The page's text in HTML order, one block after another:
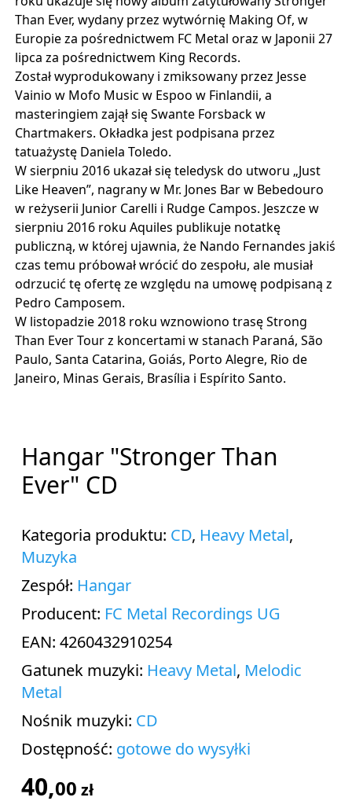
Than Ever, wydany przez wytwórnię Making Of, w
Europie za pośrednictwem FC Metal oraz w Japonii 27
lipca za pośrednictwem King Records.
Został wyprodukowany i zmiksowany przez Jesse
Vainio w Mofo Music w Espoo w Finlandii, a
masteringiem zajął się Swante Forsback w
Chartmakers. Okładka jest podpisana przez
tatuażystę Daniela Toledo.
W sierpniu 2016 ukazał się teledysk do utworu „Just
Like Heaven”, nagrany w Mr. Jones Bar w Bebedouro
w reżyserii Junior Carelli i Rudge Campos. Jeszcze w
sierpniu 2016 roku Aquiles publikuje notatkę
publiczną, w której ujawnia, że ​​Nando Fernandes jakiś
czas temu próbował wrócić do zespołu, ale musiał
odrzucić tę ofertę ze względu na umowę podpisaną z
Pedro Camposem.
W listopadzie 2018 roku wznowiono trasę Strong
Than Ever Tour z koncertami w stanach Paraná, São
Paulo, Santa Catarina, Goiás, Porto Alegre, Rio de
Janeiro, Minas Gerais, Brasília i Espírito Santo.
Hangar "Stronger Than
Ever" CD
Kategoria produktu: CD, Heavy Metal,
Muzyka
Zespół: Hangar
Producent: FC Metal Recordings UG
EAN: 4260432910254
Gatunek muzyki: Heavy Metal, Melodic
Metal
Nośnik muzyki: CD
Dostępność: gotowe do wysyłki
40,00 zł